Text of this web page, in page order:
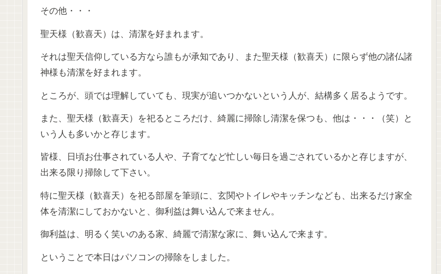
その他・・・
聖天様（歓喜天）は、清潔を好まれます。
それは聖天信仰している方なら誰もが承知であり、また聖天様（歓喜天）に限らず他の諸仏諸
神様も清潔を好まれます。
ところが、頭では理解していても、現実が追いつかないという人が、結構多く居るようです。
また、聖天様（歓喜天）を祀るところだけ、綺麗に掃除し清潔を保つも、他は・・・（笑）と
いう人も多いかと存じます。
皆様、日頃お仕事されている人や、子育てなど忙しい毎日を過ごされているかと存じますが、
出来る限り掃除して下さい。
特に聖天様（歓喜天）を祀る部屋を筆頭に、玄関やトイレやキッチンなども、出来るだけ家全
体を清潔にしておかないと、御利益は舞い込んで来ません。
御利益は、明るく笑いのある家、綺麗で清潔な家に、舞い込んで来ます。
ということで本日はパソコンの掃除をしました。